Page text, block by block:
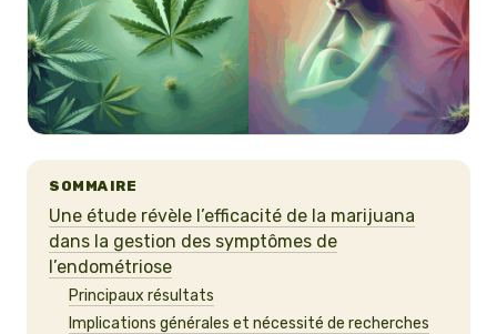
SOMMAIRE
Une étude révèle l’efficacité de la marijuana
dans la gestion des symptômes de
l’endométriose
Principaux résultats
Implications générales et nécessité de recherches